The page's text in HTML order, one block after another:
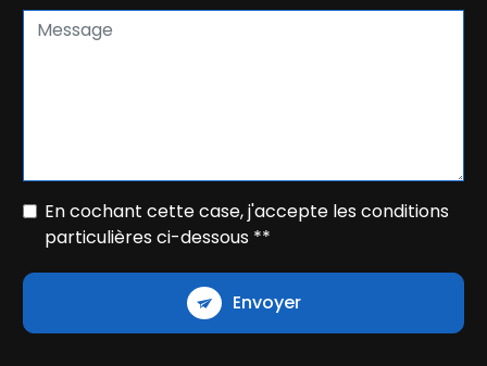
En cochant cette case, j'accepte les conditions
particulières ci-dessous **
Envoyer